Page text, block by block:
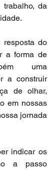
da
resposta do
a forma de
uma
a construir
de olhar,
em nossas
jornada
indicar os
a passo